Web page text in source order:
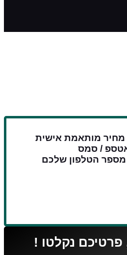
מותאמת אישית
/ סמס
הטלפון שלכם
נקלטו !